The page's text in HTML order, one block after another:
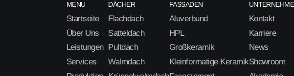
MENU
Startseite
Über Uns
Leistungen
Services
DÄCHER
Flachdach
Satteldach
Pultdach
Walmdach
FASSADEN
Aluverbund
HPL
Großkeramik
Kleinformatige Keramik
Kontakt
Karriere
News
Showroom